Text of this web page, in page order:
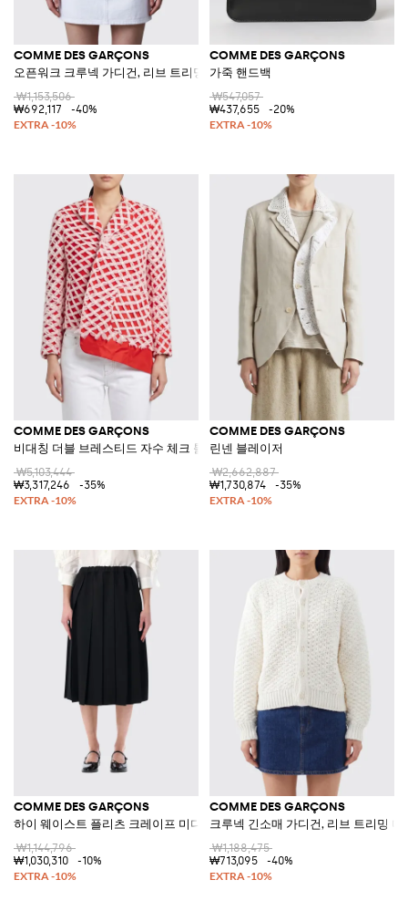
COMME DES GARÇONS
오픈워크 크루넥 가디건, 리브 트리밍 디테일
₩1,153,506
₩692,117
-40%
COMME DES GARÇONS
가죽 핸드백
₩547,057
₩437,655
-20%
COMME DES GARÇONS
비대칭 더블 브레스티드 자수 체크 튤 블레이저
₩5,103,444
₩3,317,246
-35%
COMME DES GARÇONS
린넨 블레이저
₩2,662,887
₩1,730,874
-35%
COMME DES GARÇONS
하이 웨이스트 플리츠 크레이프 미디 스커트
₩1,144,796
₩1,030,310
-10%
COMME DES GARÇONS
크루넥 긴소매 가디건, 리브 트리밍 디
₩1,188,475
₩713,095
-40%